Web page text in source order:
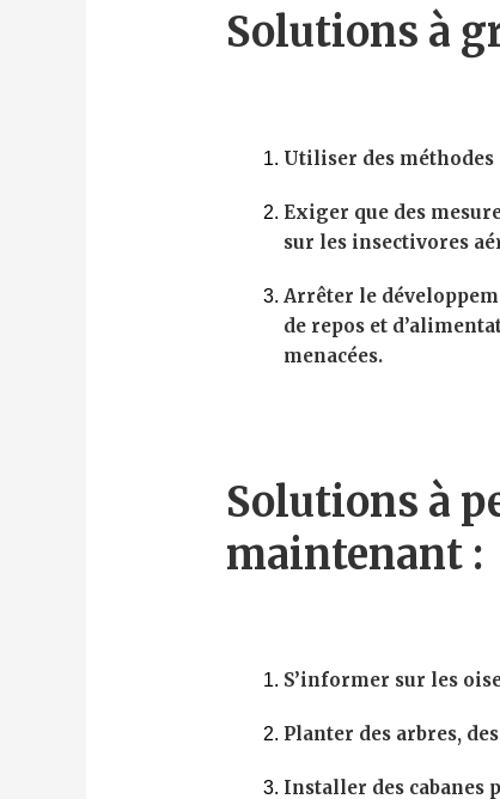
Solutions à
Utiliser des
Exiger que des
sur les insectivores
Arrêter le
de repos et
menacées.
Solutions à
maintenant :
S’informer sur les
Planter des arbres,
Installer des cabanes